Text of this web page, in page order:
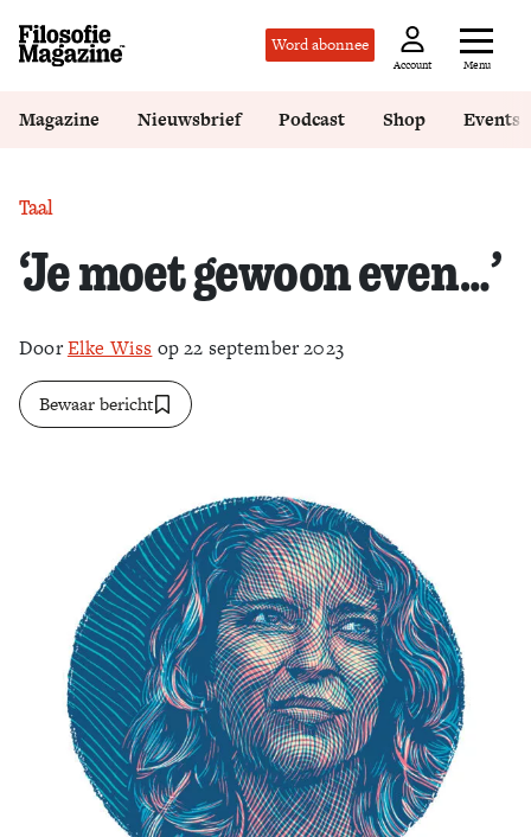
Word abonnee
Account Menu
Zoek
Magazine Nieuwsbrief Podcast Shop Events
Taal
‘Je moet gewoon even…’
DoorElke Wiss op 22 september 2023
Bewaar bericht